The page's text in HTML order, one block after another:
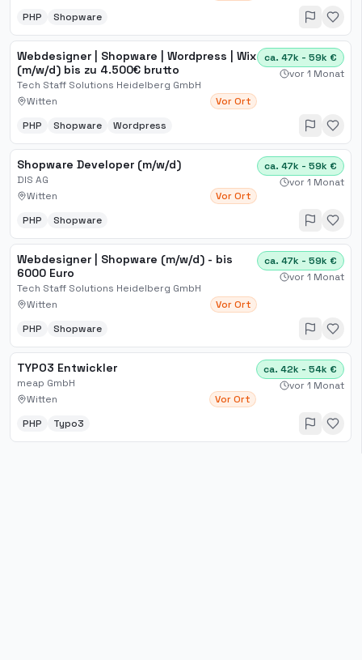
PHP Shopware
Webdesigner | Shopware | Wordpress | Wix
(m/w/d) bis zu 4.500€ brutto
Tech Staff Solutions Heidelberg GmbH
Witten
Vor Ort
ca. 47k - 59k €
vor 1 Monat
PHP Shopware Wordpress
Shopware Developer (m/w/d)
DIS AG
Witten
Vor Ort
ca. 47k - 59k €
vor 1 Monat
PHP Shopware
Webdesigner | Shopware (m/w/d) - bis
6000 Euro
Tech Staff Solutions Heidelberg GmbH
Witten
Vor Ort
ca. 47k - 59k €
vor 1 Monat
PHP Shopware
TYPO3 Entwickler
meap GmbH
Witten
Vor Ort
ca. 42k - 54k €
vor 1 Monat
PHP Typo3